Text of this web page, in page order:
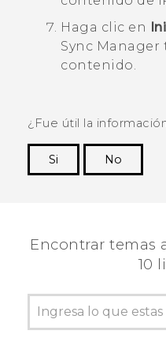
Haga clic en
Sync Manager
contenido.
¿Fue útil la
Si
No
Encontrar temas
10